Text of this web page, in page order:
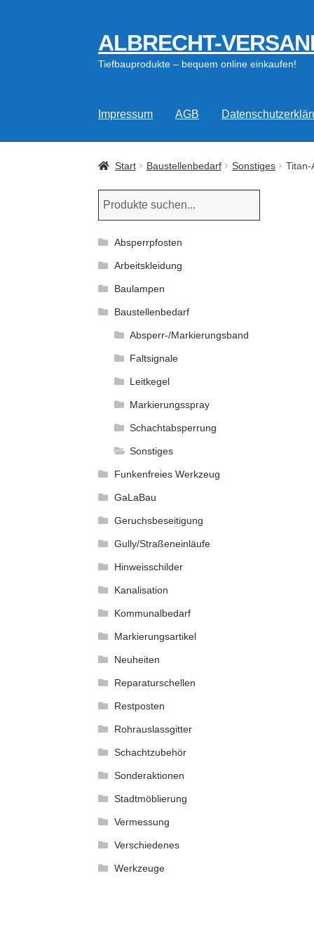
Zur
Navigation
springen
Zum
Inhalt
springen
ALBRECHT-
Tiefbauprodukte – bequem online einkaufen!
Impressum AGB
Start Baustellenbedarf Sonstiges Titan-
Absperrpfosten
Arbeitskleidung
Baulampen
Baustellenbedarf
Absperr-/Markierungsband
Faltsignale
Leitkegel
Markierungsspray
Schachtabsperrung
Sonstiges
Funkenfreies Werkzeug
GaLaBau
Geruchsbeseitigung
Gully/Straßeneinläufe
Hinweisschilder
Kanalisation
Kommunalbedarf
Markierungsartikel
Neuheiten
Reparaturschellen
Restposten
Rohrauslassgitter
Schachtzubehör
Sonderaktionen
Stadtmöblierung
Vermessung
Verschiedenes
Werkzeuge